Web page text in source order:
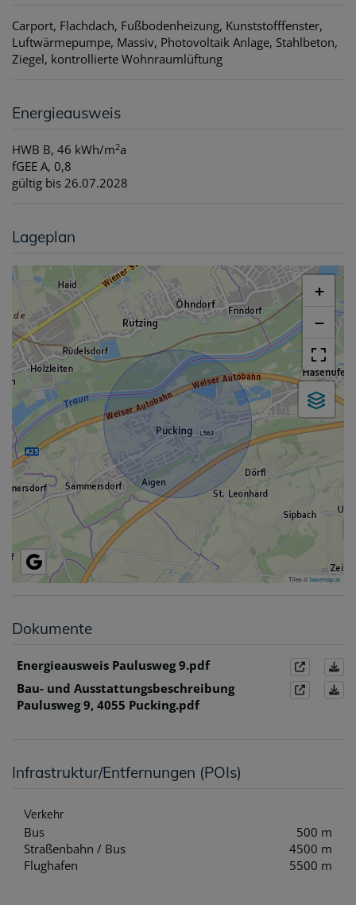
Carport Flachdach Fußbodenheizung Kunststofffenster
Luftwärmepumpe Massiv Photovoltaik Anlage Stahlbeton
Ziegel kontrollierte Wohnraumlüftung
Energieausweis
HWB B, 46 kWh/m2a
fGEE A, 0,8
gültig bis 26.07.2028
Lageplan
+
−
Tiles ©basemap.at
Dokumente
Energieausweis Paulusweg 9.pdf
Bau- und Ausstattungsbeschreibung
Paulusweg 9, 4055 Pucking.pdf
Infrastruktur/Entfernungen (POIs)
Verkehr
Bus
500 m
Straßenbahn / Bus
4500 m
Flughafen
5500 m